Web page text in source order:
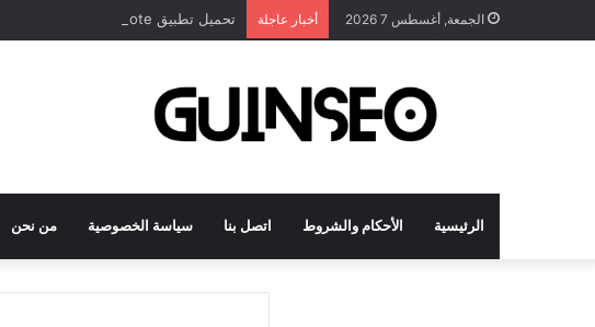
الجمعة, أغسطس 7 2026 أخبار عاجلة تحميل تطبيق DrawNote مهكر 2026 النسخة المدفوعة للأندرويد مجاناً
الرئيسية الأحكام والشروط اتصل بنا سياسة الخصوصية من نحن